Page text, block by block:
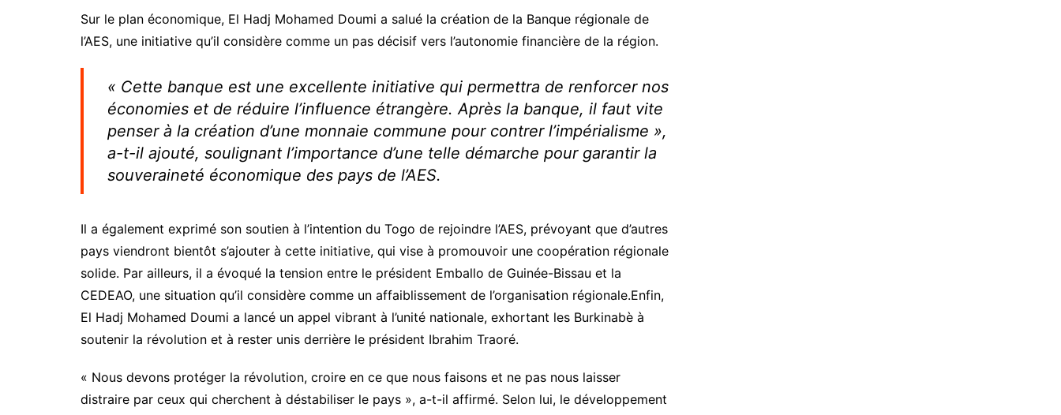
Sur le plan économique, El Hadj Mohamed Doumi a salué la création de la Banque régionale de
l’AES, une initiative qu’il considère comme un pas décisif vers l’autonomie financière de la région.
« Cette banque est une excellente initiative qui permettra de renforcer nos
économies et de réduire l’influence étrangère. Après la banque, il faut vite
penser à la création d’une monnaie commune pour contrer l’impérialisme »,
a-t-il ajouté, soulignant l’importance d’une telle démarche pour garantir la
souveraineté économique des pays de l’AES.
Il a également exprimé son soutien à l’intention du Togo de rejoindre l’AES, prévoyant que d’autres
pays viendront bientôt s’ajouter à cette initiative, qui vise à promouvoir une coopération régionale
solide. Par ailleurs, il a évoqué la tension entre le président Emballo de Guinée-Bissau et la
CEDEAO, une situation qu’il considère comme un affaiblissement de l’organisation régionale.Enfin,
El Hadj Mohamed Doumi a lancé un appel vibrant à l’unité nationale, exhortant les Burkinabè à
soutenir la révolution et à rester unis derrière le président Ibrahim Traoré.
« Nous devons protéger la révolution, croire en ce que nous faisons et ne pas nous laisser
distraire par ceux qui cherchent à déstabiliser le pays », a-t-il affirmé. Selon lui, le développement